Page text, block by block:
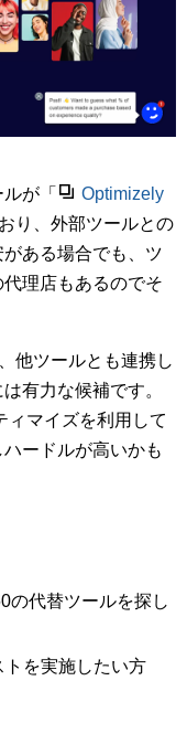
が「
Optimizely
り、外部ツールとの
ある場合でも、ツ
理店もあるのでそ
他ツールとも連携し
有力な候補です。
ィマイズを利用して
ードルが高いかも
の代替ツールを探し
を実施したい方